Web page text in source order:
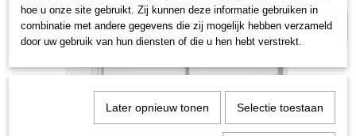
hoe u onze site gebruikt. Zij kunnen deze informatie gebruiken in
combinatie met andere gegevens die zij mogelijk hebben verzameld
door uw gebruik van hun diensten of die u hen hebt verstrekt.
Later opnieuw tonen Selectie toestaan